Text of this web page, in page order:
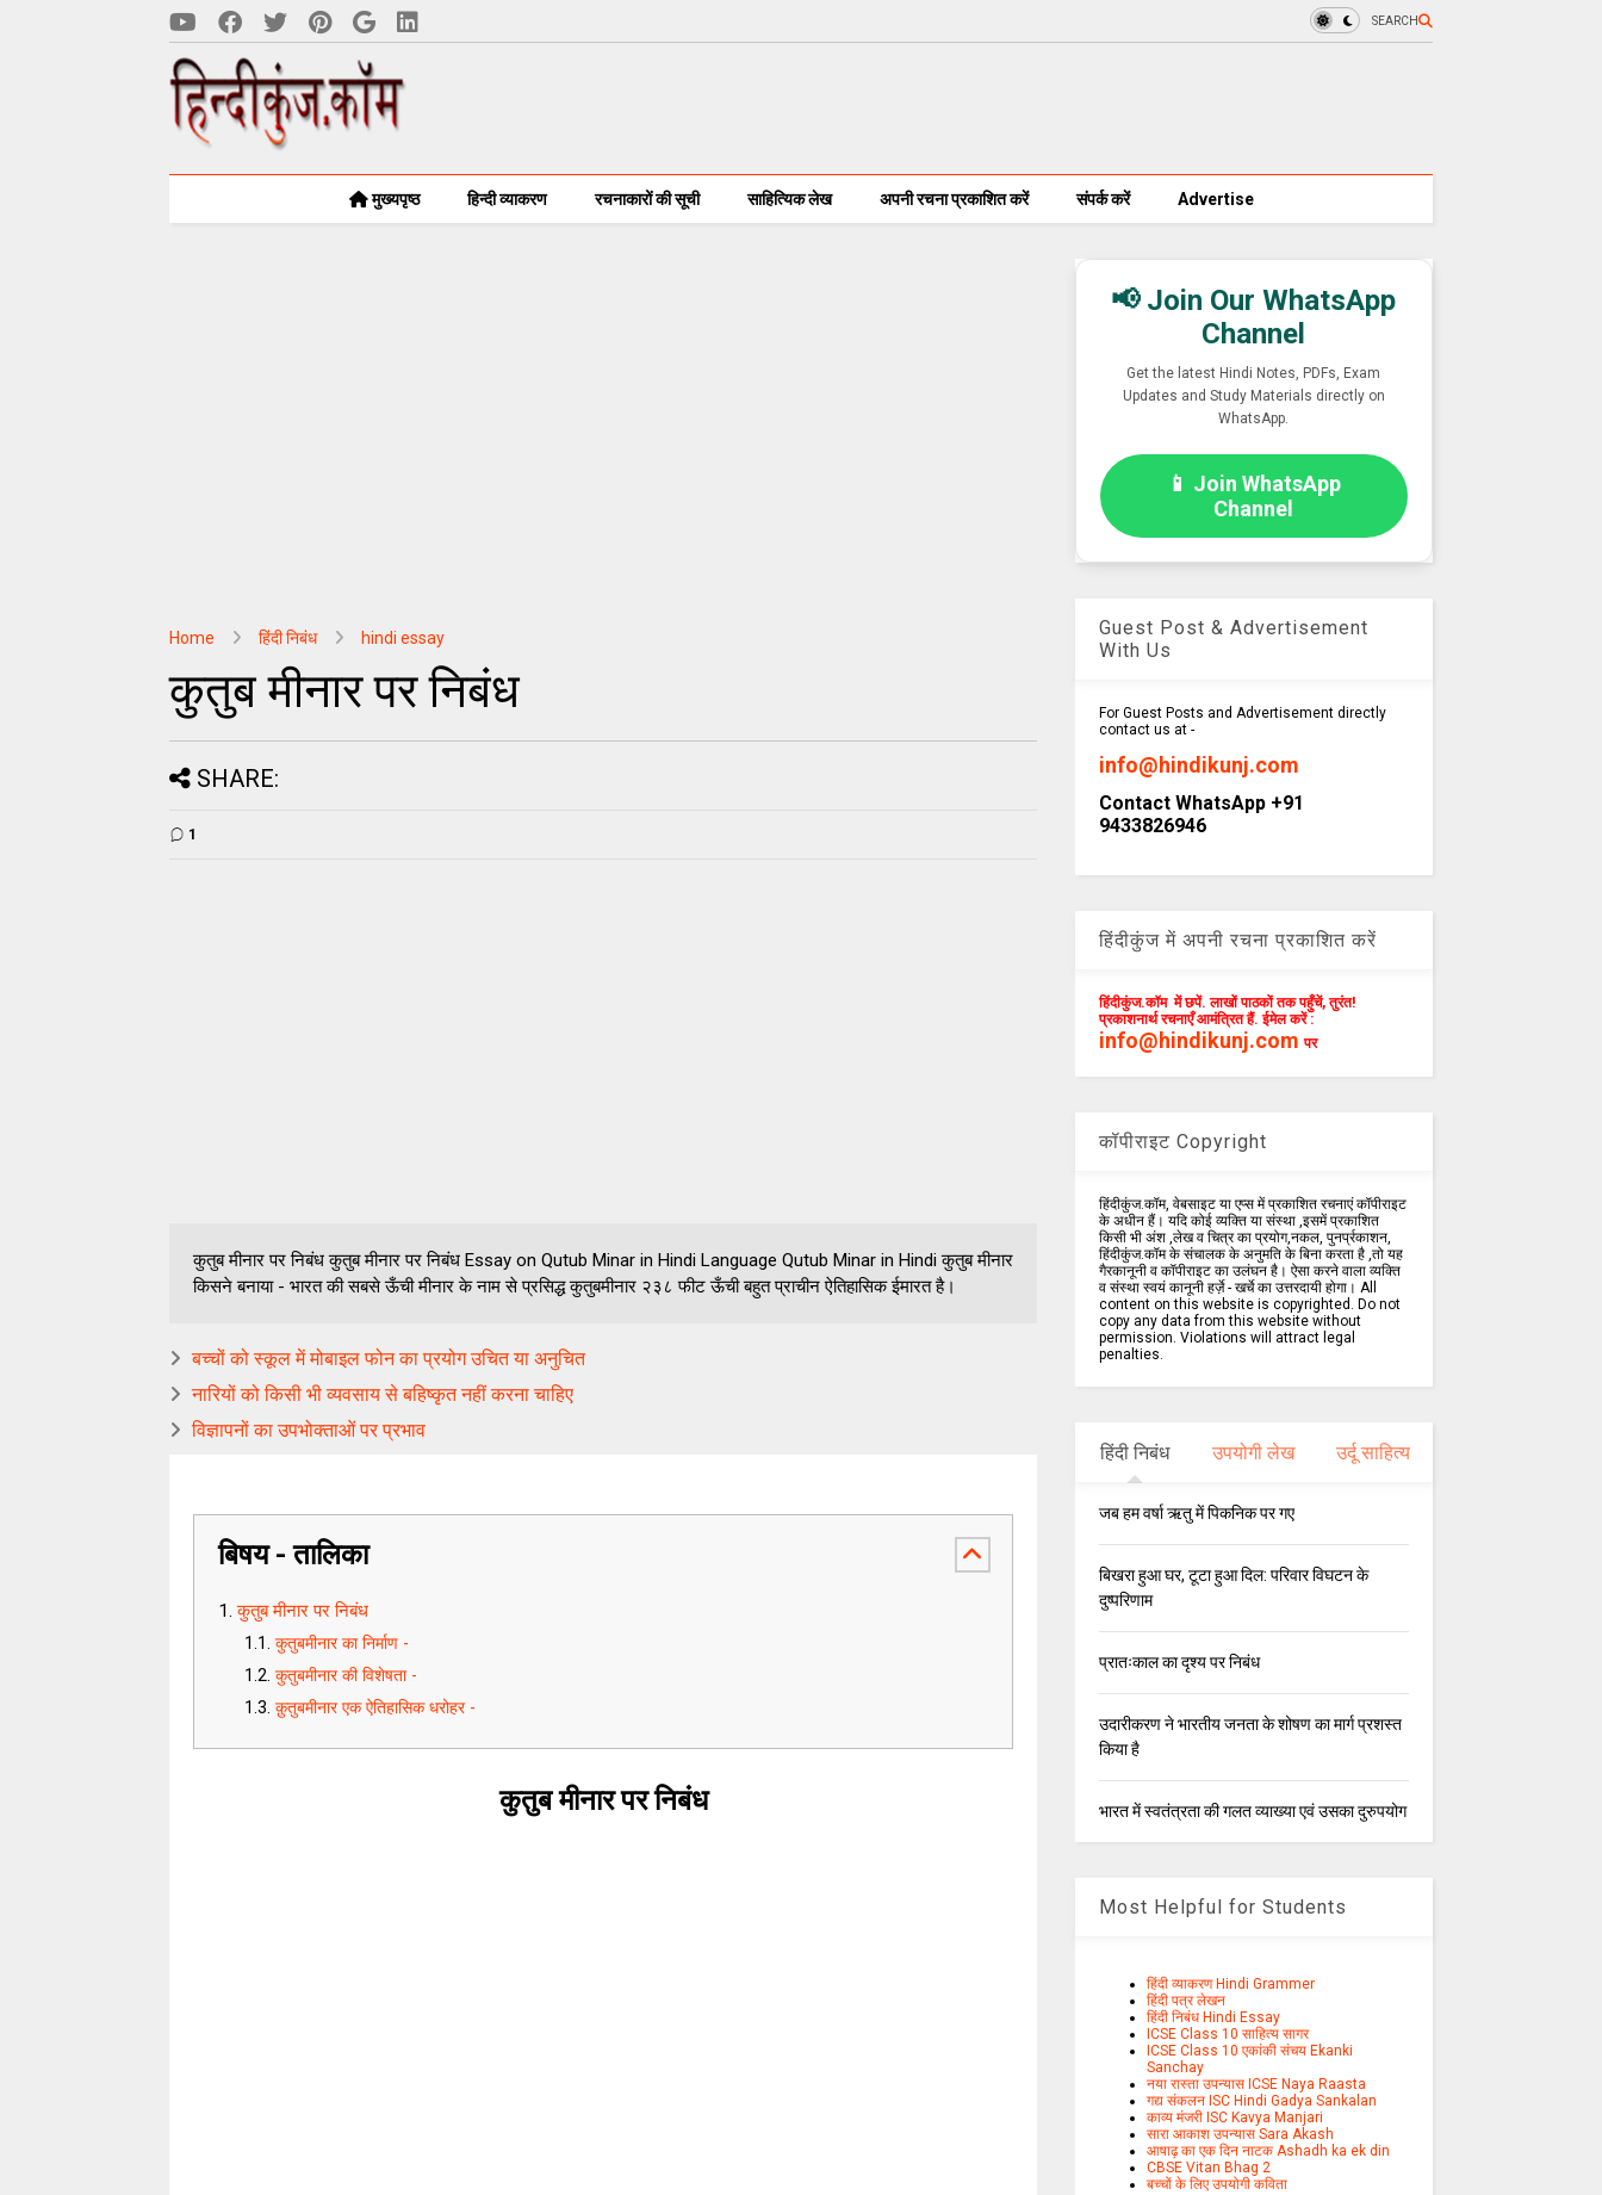
SEARCH
मुख्यपृष्ठ हिन्दी व्याकरण रचनाकारों की सूची साहित्यिक लेख अपनी रचना प्रकाशित करें संपर्क करें Advertise
Home हिंदी निबंध hindi essay
कुतुब मीनार पर निबंध
SHARE:
1
कुतुब मीनार पर निबंध कुतुब मीनार पर निबंध Essay on Qutub Minar in Hindi Language Qutub Minar in Hindi कुतुब मीनार
किसने बनाया - भारत की सबसे ऊँची मीनार के नाम से प्रसिद्ध कुतुबमीनार २३८ फीट ऊँची बहुत प्राचीन ऐतिहासिक ईमारत है।
बच्चों को स्कूल में मोबाइल फोन का प्रयोग उचित या अनुचित
नारियों को किसी भी व्यवसाय से बहिष्कृत नहीं करना चाहिए
विज्ञापनों का उपभोक्ताओं पर प्रभाव
बिषय - तालिका
कुतुब मीनार पर निबंध
कुतुबमीनार का निर्माण -
कुतुबमीनार की विशेषता -
क़ुतुबमीनार एक ऐतिहासिक धरोहर -
कुतुब मीनार पर निबंध
📢 Join Our WhatsApp
Channel
Get the latest Hindi Notes, PDFs, Exam
Updates and Study Materials directly on
WhatsApp.
📱 Join WhatsApp
Channel
Guest Post & Advertisement
With Us
For Guest Posts and Advertisement directly
contact us at -
info@hindikunj.com
Contact WhatsApp +91
9433826946
हिंदीकुंज में अपनी रचना प्रकाशित करें
हिंदीकुंज.कॉम में छपें. लाखों पाठकों तक पहुँचें, तुरंत!
प्रकाशनार्थ रचनाएँ आमंत्रित हैं. ईमेल करें :
info@hindikunj.com पर
कॉपीराइट Copyright
हिंदीकुंज.कॉम, वेबसाइट या एप्स में प्रकाशित रचनाएं कॉपीराइट
के अधीन हैं। यदि कोई व्यक्ति या संस्था ,इसमें प्रकाशित
किसी भी अंश ,लेख व चित्र का प्रयोग,नकल, पुनर्प्रकाशन,
हिंदीकुंज.कॉम के संचालक के अनुमति के बिना करता है ,तो यह
गैरकानूनी व कॉपीराइट का उलंघन है। ऐसा करने वाला व्यक्ति
व संस्था स्वयं कानूनी हर्ज़े - खर्चे का उत्तरदायी होगा। All
content on this website is copyrighted. Do not
copy any data from this website without
permission. Violations will attract legal
penalties.
हिंदी निबंध उपयोगी लेख उर्दू साहित्य
जब हम वर्षा ऋतु में पिकनिक पर गए
बिखरा हुआ घर, टूटा हुआ दिल: परिवार विघटन के
दुष्परिणाम
प्रातःकाल का दृश्य पर निबंध
उदारीकरण ने भारतीय जनता के शोषण का मार्ग प्रशस्त
किया है
भारत में स्वतंत्रता की गलत व्याख्या एवं उसका दुरुपयोग
Most Helpful for Students
हिंदी व्याकरण Hindi Grammer
हिंदी पत्र लेखन
हिंदी निबंध Hindi Essay
ICSE Class 10 साहित्य सागर
ICSE Class 10 एकांकी संचय Ekanki
Sanchay
नया रास्ता उपन्यास ICSE Naya Raasta
गद्य संकलन ISC Hindi Gadya Sankalan
काव्य मंजरी ISC Kavya Manjari
सारा आकाश उपन्यास Sara Akash
आषाढ़ का एक दिन नाटक Ashadh ka ek din
CBSE Vitan Bhag 2
बच्चों के लिए उपयोगी कविता